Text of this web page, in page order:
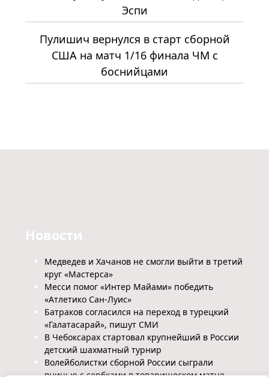
Эспи
Пулишич вернулся в старт сборной
США на матч 1/16 финала ЧМ с
боснийцами
Новости
Медведев и Хачанов не смогли выйти в третий
круг «Мастерса»
Месси помог «Интер Майами» победить
«Атлетико Сан-Луис»
Батраков согласился на переход в турецкий
«Галатасарай», пишут СМИ
В Чебоксарах стартовал крупнейший в России
детский шахматный турнир
Волейболистки сборной России сыграли